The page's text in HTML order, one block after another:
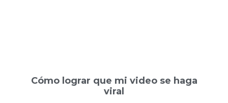
Cómo lograr que mi video se haga
viral